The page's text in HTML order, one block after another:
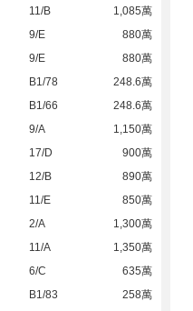
11/B
1,085萬
9/E
880萬
9/E
880萬
B1/78
248.6萬
B1/66
248.6萬
9/A
1,150萬
17/D
900萬
12/B
890萬
11/E
850萬
2/A
1,300萬
11/A
1,350萬
6/C
635萬
B1/83
258萬